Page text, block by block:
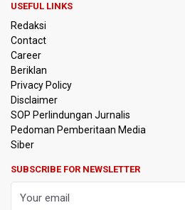
USEFUL LINKS
Redaksi
Contact
Career
Beriklan
Privacy Policy
Disclaimer
SOP Perlindungan Jurnalis
Pedoman Pemberitaan Media
Siber
SUBSCRIBE FOR NEWSLETTER